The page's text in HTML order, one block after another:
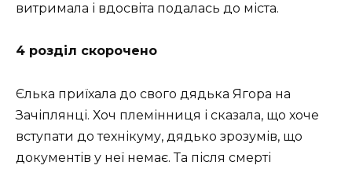
витримала і вдосвіта подалась до міста.
4 розділ скорочено
Єлька приїхала до свого дядька Ягора на
Зачіплянці. Хоч племінниця і сказала, що хоче
вступати до технікуму, дядько зрозумів, що
документів у неї немає. Та після смерті